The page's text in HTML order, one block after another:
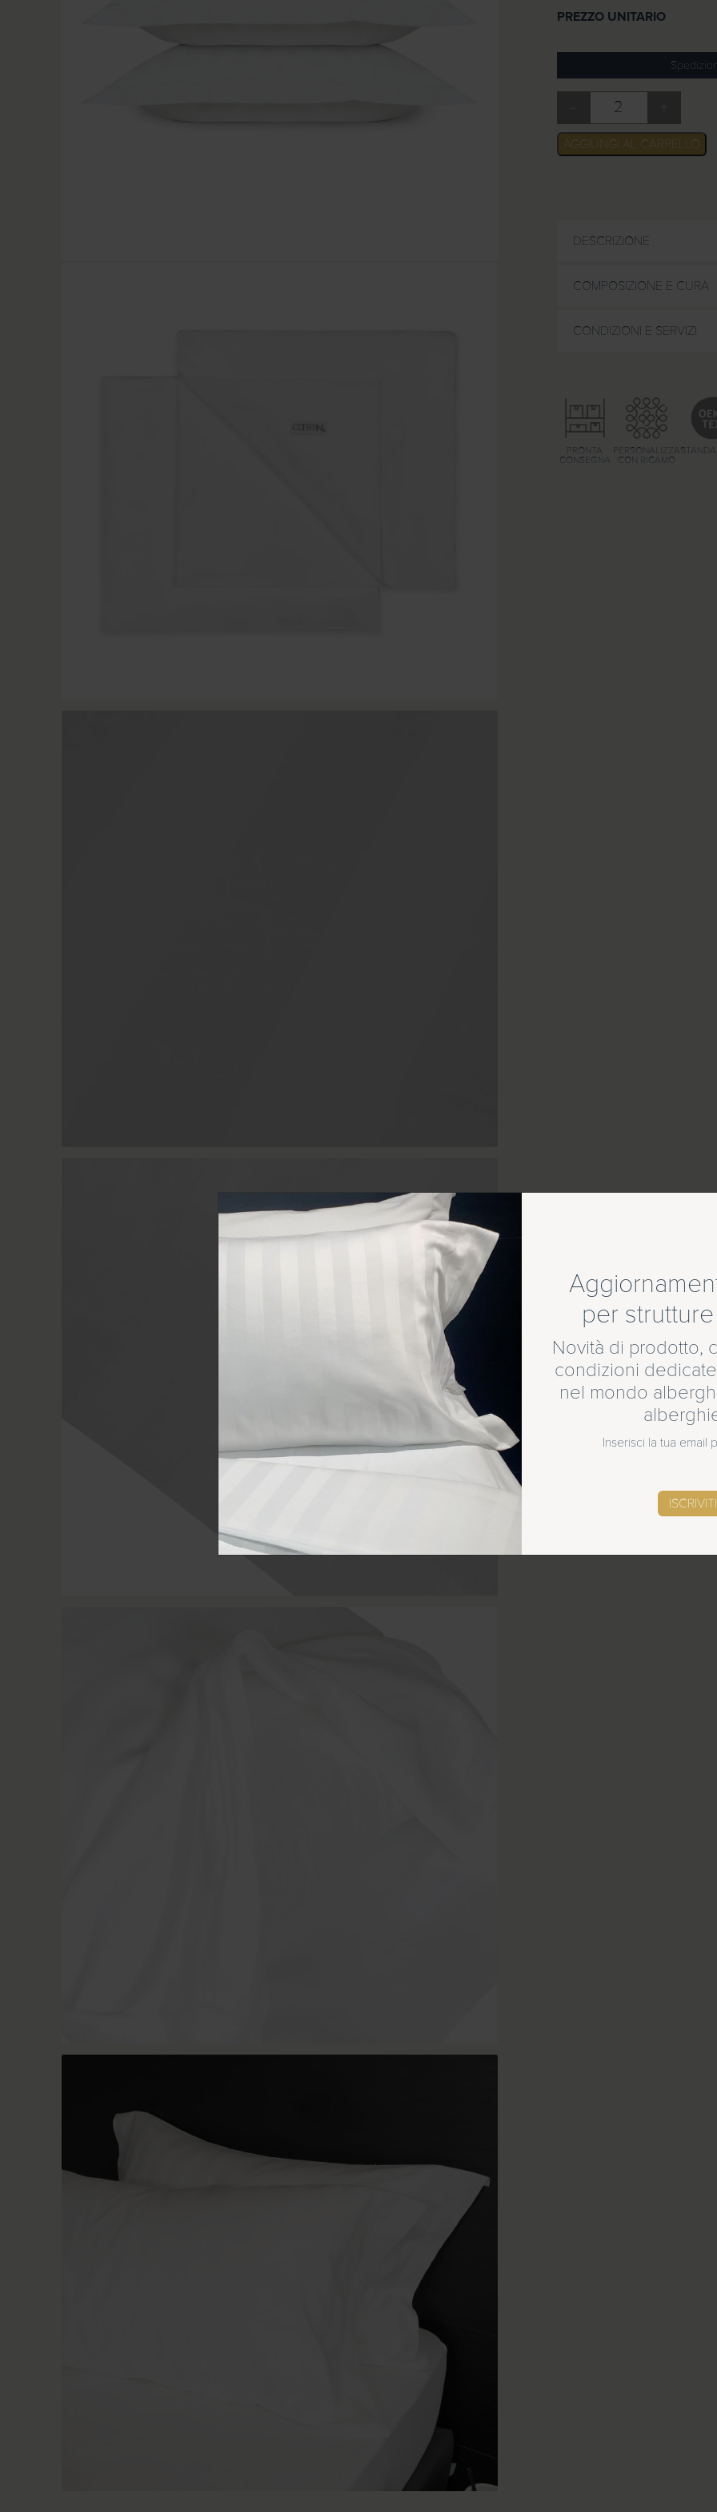
è il nuovo brand di
SCOPRI LE NOVITÀ
per
Novità di prodotto,
condizioni
nel mondo
Inserisci la tua email
ISCRIVITI
PREZZO UNITARIO
Federe raso di cotone rigato
AGGIUNGI AL CARRELLO
DESCRIZIONE
COMPOSIZIONE E CURA
CONDIZIONI E SERVIZI
PRONTA
CONSEGNA
PERSONALIZZA
CON RICAMO